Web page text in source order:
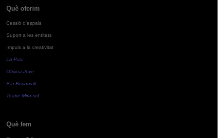
Què oferim
Cessió d'espais
Suport a les entitats
Impuls a la creativitat
La Pua
Oficina Jove
Bar Bocamoll
Teatre Mira-sol
Què fem